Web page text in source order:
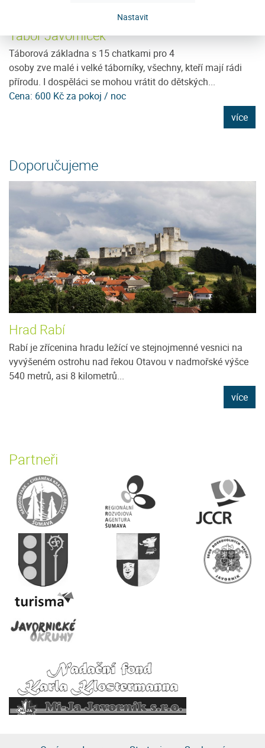
Nastavit
Tábor Javorníček
Táborová základna s 15 chatkami pro 4
osoby zve malé i velké táborníky, všechny, kteří mají rádi
přírodu. I dospěláci se mohou vrátit do dětských...
Cena: 600 Kč za pokoj / noc
více
Doporučujeme
Hrad Rabí
Rabí je zřícenina hradu ležící ve stejnojmenné vesnici na
vyvýšeném ostrohu nad řekou Otavou v nadmořské výšce
540 metrů, asi 8 kilometrů...
více
Partneři